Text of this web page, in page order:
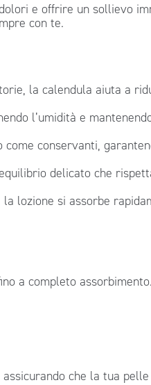
e offrire un sollievo
con te.
la calendula aiuta a
l’umidità e
conservanti,
delicato che
lozione si assorbe
a completo
che la tua